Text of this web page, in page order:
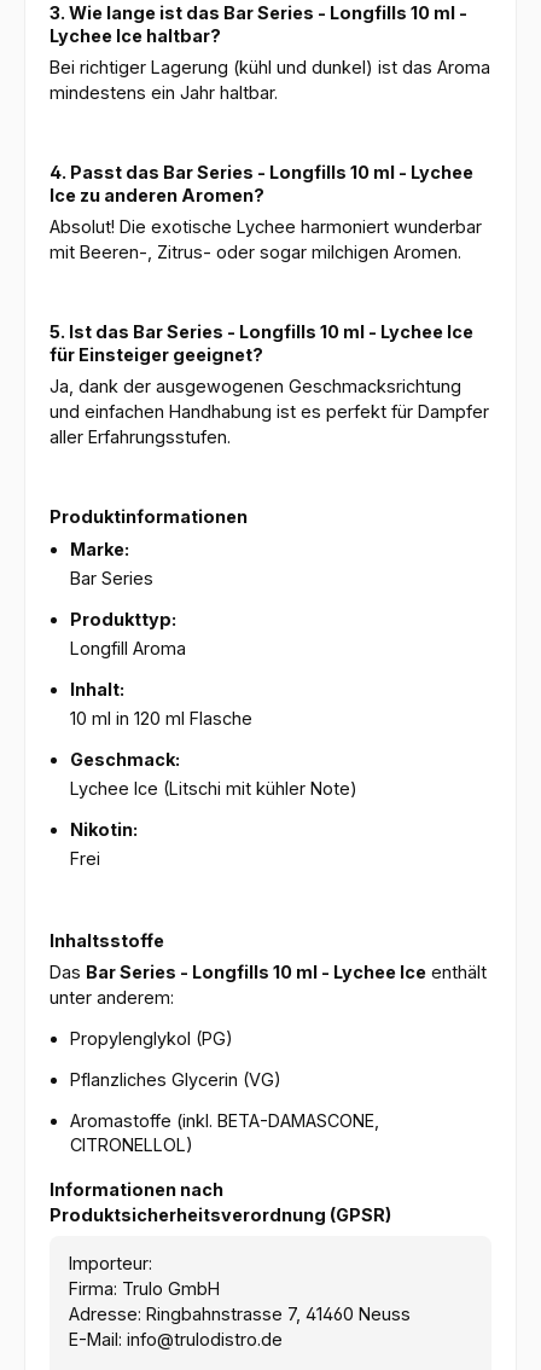
3. Wie lange ist das Bar Series - Longfills 10 ml -
Lychee Ice haltbar?
Bei richtiger Lagerung (kühl und dunkel) ist das Aroma
mindestens ein Jahr haltbar.
4. Passt das Bar Series - Longfills 10 ml - Lychee
Ice zu anderen Aromen?
Absolut! Die exotische Lychee harmoniert wunderbar
mit Beeren-, Zitrus- oder sogar milchigen Aromen.
5. Ist das Bar Series - Longfills 10 ml - Lychee Ice
für Einsteiger geeignet?
Ja, dank der ausgewogenen Geschmacksrichtung
und einfachen Handhabung ist es perfekt für Dampfer
aller Erfahrungsstufen.
Produktinformationen
Marke:
Bar Series
Produkttyp:
Longfill Aroma
Inhalt:
10 ml in 120 ml Flasche
Geschmack:
Lychee Ice (Litschi mit kühler Note)
Nikotin:
Frei
Inhaltsstoffe
Das Bar Series - Longfills 10 ml - Lychee Ice enthält
unter anderem:
Propylenglykol (PG)
Pflanzliches Glycerin (VG)
Aromastoffe (inkl. BETA-DAMASCONE,
CITRONELLOL)
Informationen nach
Produktsicherheitsverordnung (GPSR)
Importeur:
Firma: Trulo GmbH
Adresse: Ringbahnstrasse 7, 41460 Neuss
E-Mail: info@trulodistro.de